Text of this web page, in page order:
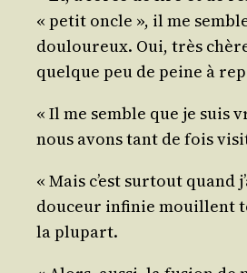
« petit oncle », il me
dou­lou­reux. Oui, très
quelque peu de peine à
« Il me semble que je suis
nous avons tant de fois
« Mais c’est sur­tout quand
dou­ceur infi­nie mouillent
la plupart.